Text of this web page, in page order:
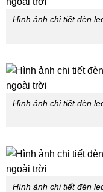
Hình ảnh chi tiết đèn
Hình ảnh chi tiết đèn
Hình ảnh chi tiết đèn